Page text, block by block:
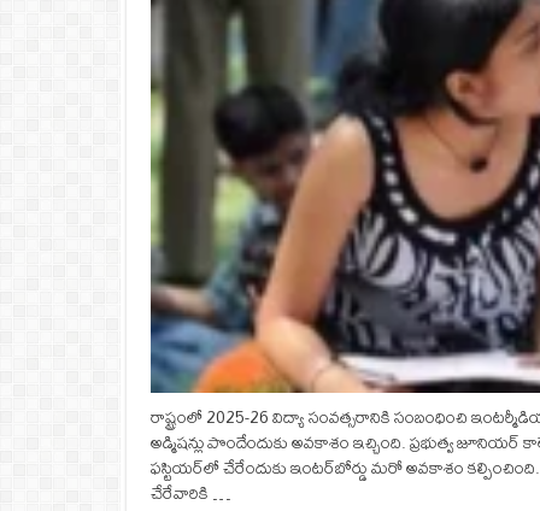
రాష్ట్రంలో 2025-26 విద్యా సంవత్సరానికి సంబంధించి
అడ్మిషన్లు పొందేందుకు అవకాశం ఇచ్చింది. ప్రభుత్వ
ఫస్టియర్‌లో చేరేందుకు ఇంటర్‌బోర్డు మరో అవకాశం కల్పించింది.
చేరేవారికి …